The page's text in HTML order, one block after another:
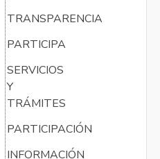
TRANSPARENCIA
PARTICIPA
SERVICIOS
Y
TRÁMITES
PARTICIPACIÓN
INFORMACIÓN